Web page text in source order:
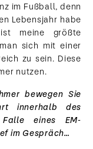
im Fußball, denn
Lebensjahr habe
meine größte
sich mit einer
zu sein. Diese
nutzen.
bewegen Sie
innerhalb des
eines EM-
im Gespräch…